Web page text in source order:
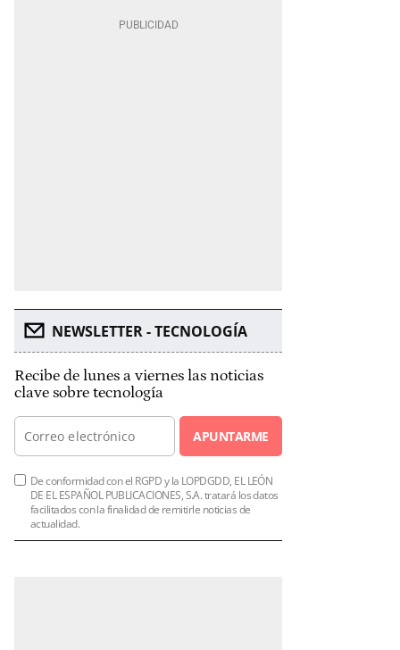
NEWSLETTER - TECNOLOGÍA
Recibe de lunes a viernes las noticias
clave sobre tecnología
APUNTARME
De conformidad con el RGPD y la LOPDGDD, EL LEÓN
DE EL ESPAÑOL PUBLICACIONES, S.A. tratará los datos
facilitados con la finalidad de remitirle noticias de
actualidad.